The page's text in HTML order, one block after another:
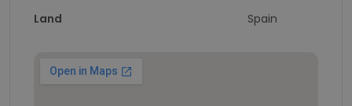
Land
Spain